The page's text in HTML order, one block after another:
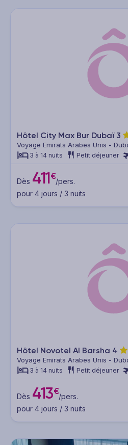
Hôtel City Max Bur Dubaï 3
Voyage Emirats Arabes Unis -
3 à 14 nuits Petit déjeuner
Dès 411€/pers.
pour 4 jours / 3 nuits
Hôtel Novotel Al Barsha 4
Voyage Emirats Arabes Unis -
3 à 14 nuits Petit déjeuner
Dès 413€/pers.
pour 4 jours / 3 nuits